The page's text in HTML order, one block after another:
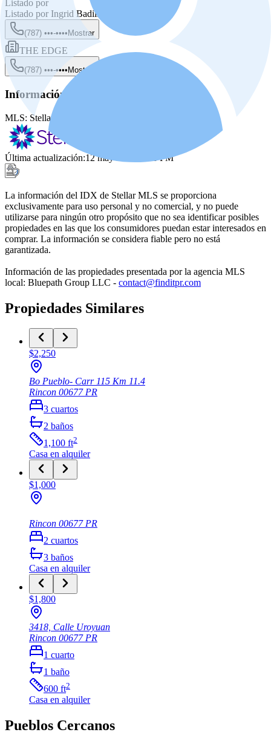
Listado por
Listado por Ingrid Badillo
(787) •••-•••• Mostrar
THE EDGE
(787) •••-•••• Mostrar
Información de la fuente
MLS: Stellar MLS
Última actualización:12 may 2026, 6:06 PM
La información del IDX de Stellar MLS se proporciona
exclusivamente para uso personal y no comercial, y no puede
utilizarse para ningún otro propósito que no sea identificar posibles
propiedades en las que los consumidores puedan estar interesados en
comprar. La información se considera fiable pero no está
garantizada.
Información de las propiedades presentada por la agencia MLS
local: Bluepath Group LLC - contact@finditpr.com
Propiedades Similares
$2,250
Bo Pueblo- Carr 115 Km 11.4
Rincon 00677PR
3 cuartos
2 baños
1,100 ft2
Casa en alquiler
$1,000
Rincon 00677PR
2 cuartos
3 baños
Casa en alquiler
$1,800
3418, Calle Uroyuan
Rincon 00677PR
1 cuarto
1 baño
600 ft2
Casa en alquiler
Pueblos Cercanos